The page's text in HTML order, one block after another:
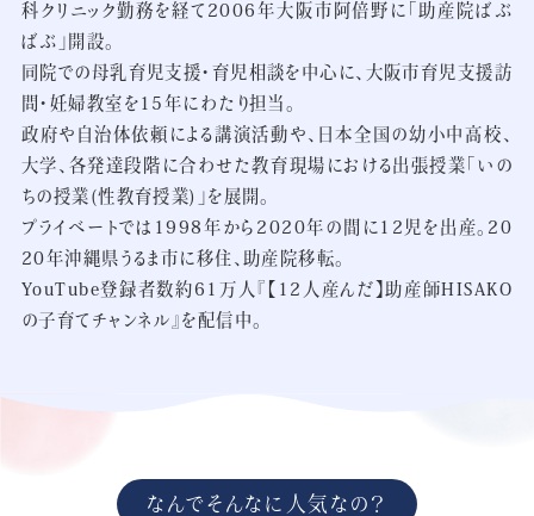
科クリニック勤務を経て2006年大阪市阿倍野に「助産院ばぶ
ばぶ」開設。
同院での母乳育児支援・育児相談を中心に、大阪市育児支援訪
問・妊婦教室を15年にわたり担当。
政府や自治体依頼による講演活動や、日本全国の幼小中高校、
大学、各発達段階に合わせた教育現場における出張授業「いの
ちの授業(性教育授業)」を展開。
プライベートでは1998年から2020年の間に12児を出産。20
20年沖縄県うるま市に移住、助産院移転。
YouTube登録者数約61万人『【12人産んだ】助産師HISAKO
の子育てチャンネル』を配信中。
なんでそんなに人気なの？